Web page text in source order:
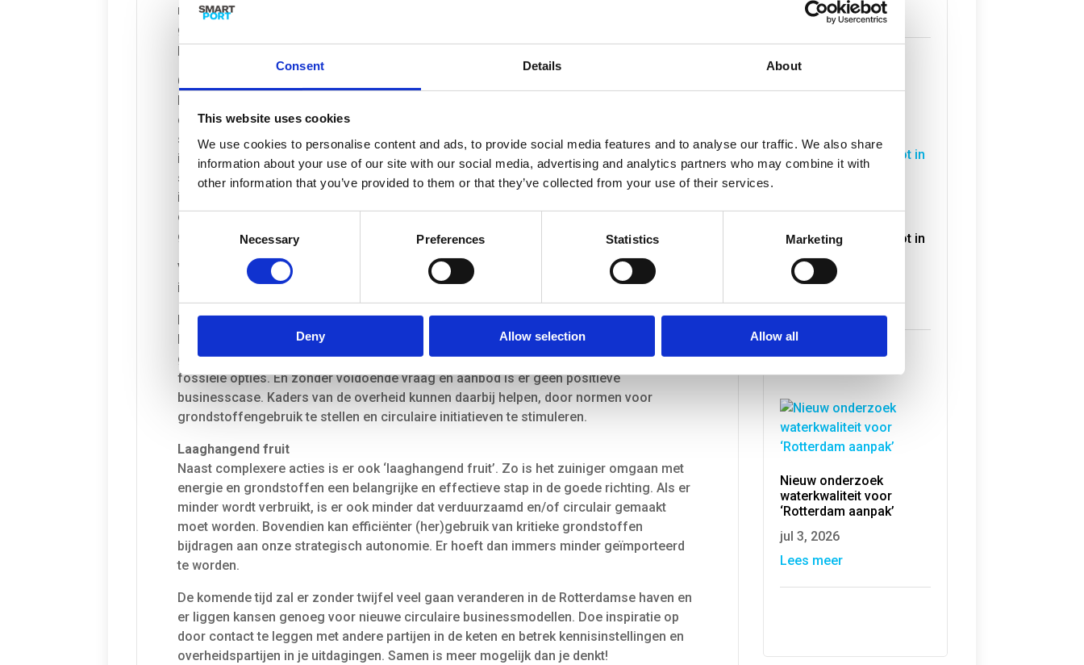
Consent Details About
This website uses cookies
We use cookies to personalise content and ads, to provide social media features and to analyse our traffic. We also share
information about your use of our site with our social media, advertising and analytics partners who may combine it with
other information that you’ve provided to them or that they’ve collected from your use of their services.
Consent
Selection
Necessary Preferences Statistics Marketing
Deny Allow selection Allow all
met baggerslib en hoe dit slib getransformeerd kan worden in circulair materiaal. En we
gaan langs bij een partij die innovatieve technologieën toepast voor hergebruik van
plastics.
Circulaire haven Rotterdam
Er zijn veel circulaire kansen voor de Rotterdamse haven. De locatie van de haven, die
compact en toegankelijk is, is bevorderlijk voor het ontstaan van hubs en
samenwerkingssystemen. Sterke industriële clusters die dicht bij elkaar liggen bieden
immers mogelijkheden om gebruik te maken van elkaars reststromen. Een goede
samenwerking tussen partijen in de keten is daarbij ook essentieel voor opschaling. Het
innovatief klimaat in de haven biedt hiervoor vele kansen; er is een actieve start-up
community en vele fieldlabs waarin ideeën op kleine schaal tot uitvoering worden
gebracht.
Verder heeft de haven belangrijke achterlandverbindingen naar onder andere de Duitse
industrie, een belangrijke afzetmarkt, ook voor toekomstige circulaire producten.
Een markt voor circulaire producten
Het is van groot belang om een gezonde markt voor circulaire grondstoffen en
goederen te creëren. Duurzame alternatieven zijn op dit moment vaak nog duurder dan
fossiele opties. En zonder voldoende vraag en aanbod is er geen positieve
businesscase. Kaders van de overheid kunnen daarbij helpen, door normen voor
grondstoffengebruik te stellen en circulaire initiatieven te stimuleren.
Laaghangend fruit
Naast complexere acties is er ook ‘laaghangend fruit’. Zo is het zuiniger omgaan met
energie en grondstoffen een belangrijke en effectieve stap in de goede richting. Als er
minder wordt verbruikt, is er ook minder dat verduurzaamd en/of circulair gemaakt
moet worden. Bovendien kan efficiënter (her)gebruik van kritieke grondstoffen
bijdragen aan onze strategisch autonomie. Er hoeft dan immers minder geïmporteerd
te worden.
De komende tijd zal er zonder twijfel veel gaan veranderen in de Rotterdamse haven en
er liggen kansen genoeg voor nieuwe circulaire businessmodellen. Doe inspiratie op
door contact te leggen met andere partijen in de keten en betrek kennisinstellingen en
overheidspartijen in je uitdagingen. Samen is meer mogelijk dan je denkt!
Lees meer
Onderzoek naar
Havengebonden Vloot in
jul 6, 2026
Lees meer
Nieuw onderzoek
waterkwaliteit voor
‘Rotterdam aanpak’
jul 3, 2026
Lees meer